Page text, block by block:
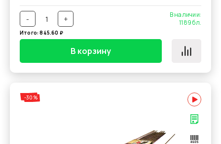
- +
В наличии:
1189бл.
Итого:845.60 ₽
В корзину
-30%